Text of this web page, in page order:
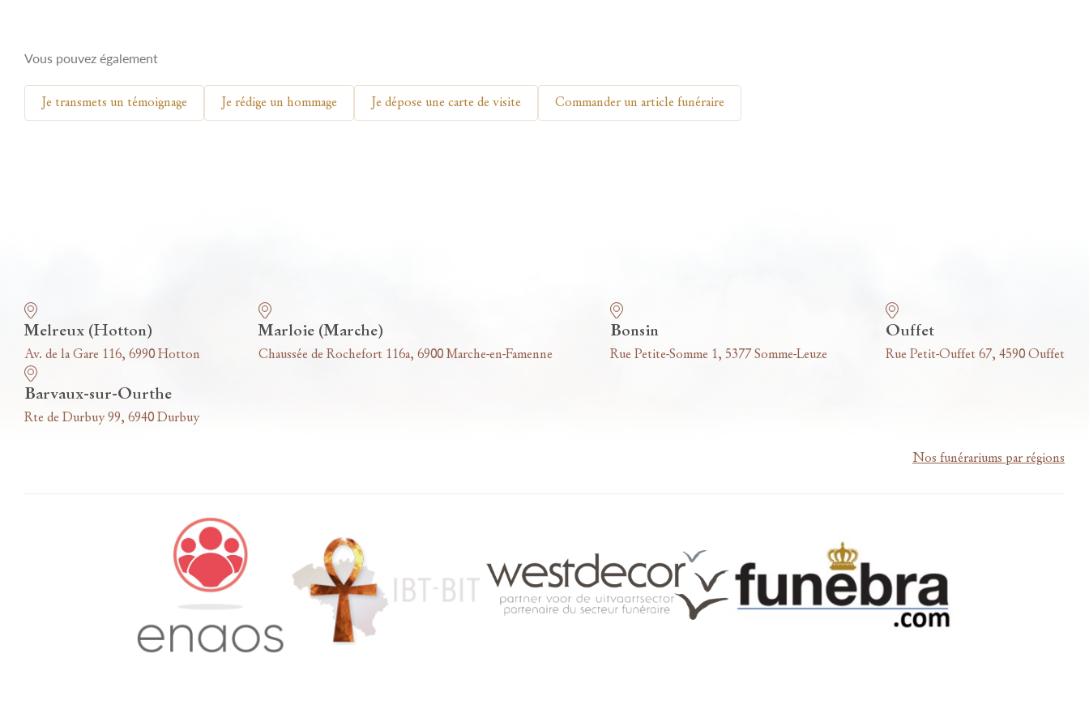
Vous pouvez également
Je transmets un témoignage Je rédige un hommage Je dépose une carte de visite Commander un article funéraire
Melreux (Hotton)
Av. de la Gare 116, 6990 Hotton
Marloie (Marche)
Chaussée de Rochefort 116a, 6900 Marche-en-Famenne
Bonsin
Rue Petite-Somme 1, 5377 Somme-Leuze
Ouffet
Rue Petit-Ouffet 67, 4590 Ouffet
Barvaux-sur-Ourthe
Rte de Durbuy 99, 6940 Durbuy
Nos funérariums par régions